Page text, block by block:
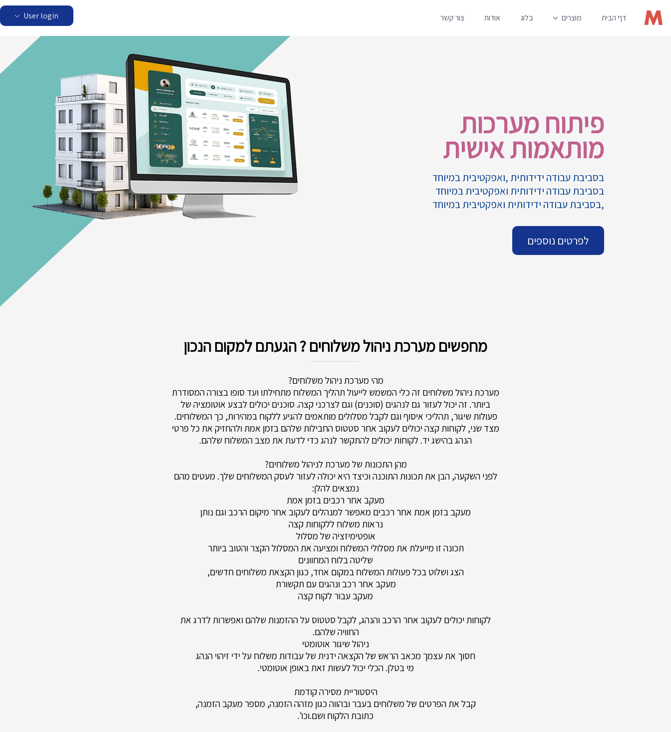
דף הבית מוצרים בלוג אודות צור קשר User login
פיתוח מערכות
מותאמות אישית
בסביבת עבודה ידידותית ,ואפקטיבית במיוחד
בסביבת עבודה ידידותית ואפקטיבית במיוחד
,בסביבת עבודה ידידותית ואפקטיבית במיוחד
לפרטים נוספים
מחפשים מערכת ניהול משלוחים ? הגעתם למקום הנכון
מהי מערכת ניהול משלוחים?
מערכת ניהול משלוחים זה כלי המשמש לייעול תהליך המשלוח מתחילתו ועד סופו בצורה המסודרת
ביותר. זה יכול לעזור גם לנהגים (סוכנים) וגם לצרכני קצה. סוכנים יכולים לבצע אוטומציה של
פעולות שיגור, תהליכי איסוף וגם לקבל מסלולים מותאמים להגיע ללקוח במהירות, כך המשלוחים.
מצד שני, לקוחות קצה יכולים לעקוב אחר סטטוס החבילות שלהם בזמן אמת ולהחזיק את כל פרטי
הנהג בהישג יד. לקוחות יכולים להתקשר לנהג כדי לדעת את מצב המשלוח שלהם.
מהן התכונות של מערכת לניהול משלוחים?
לפני השקעה, הבן את תכונות התוכנה וכיצד היא יכולה לעזור לעסק המשלוחים שלך. מעטים מהם
נמצאים להלן:
מעקב אחר רכבים בזמן אמת
מעקב בזמן אמת אחר רכבים מאפשר למנהלים לעקוב אחר מיקום הרכב וגם נותן
נראות משלוח ללקוחות קצה
אופטימיזציה של מסלול
תכונה זו מייעלת את מסלולי המשלוח ומציעה את המסלול הקצר והטוב ביותר
שליטה בלוח המחוונים
הצג ושלוט בכל פעולות המשלוח במקום אחד, כגון הקצאת משלוחים חדשים,
מעקב אחר רכב ונהגים עם תקשורת
מעקב עבור לקוח קצה
לקוחות יכולים לעקוב אחר הרכב והנהג, לקבל סטטוס על ההזמנות שלהם ואפשרות לדרג את
החוויה שלהם.
ניהול שיגור אוטומטי
חסוך את עצמך מכאב הראש של הקצאה ידנית של עבודות משלוח על ידי זיהוי הנהג
מי בטלן. הכלי יכול לעשות זאת באופן אוטומטי.
היסטוריית מסירה קודמת
קבל את הפרטים של משלוחים בעבר ובהווה כגון מזהה הזמנה, מספר מעקב הזמנה,
כתובת הלקוח ושם.וכו'.